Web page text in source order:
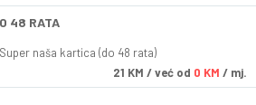
48 RATA
naša kartica (do 48 rata)
21 KM / već od 0 KM / mj.